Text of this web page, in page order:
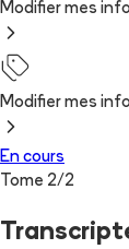
Modifier mes
Modifier mes
En cours
Tome 2/2